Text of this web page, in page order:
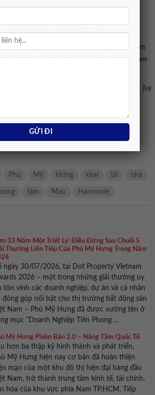
cho biết sẽ tổ chức các chuyến xe cuối
đô thị Phú Mỹ Hưng đến trực tiếp công
nhà mẫu và vị trí thực tế.
bán tiếp theo của Harmonie dự kiến diễn
4, sau giai đoạn hoàn tất booking và tham
trường.
Nguồn Báo Tuổi Trẻ
#khai #trương #Trung #tâm #nhà
#tại #công #trường1774844743
Phú Mỹ Hưng khai tài nhà
tâm Mau Harmonie
33 Năm Một Triết Lý: Điều Đứng Sau Chuỗi 5
Thưởng Liên Tiếp Của Phú Mỹ Hưng Trong Năm
ngày 30/07/2026, tại Dot Property Vietnam
2026 – một trong những giải thưởng uy
tôn vinh các doanh nghiệp, dự án và cá nhân
đóng góp nổi bật cho thị trường bất động sản
Nam – Phú Mỹ Hưng đã được xướng tên ở
mục “Doanh Nghiệp Tiên Phong ...
Mỹ Hưng Phiên Bản 2.0 – Nâng Tầm Quốc Tế
hơn ba thập kỷ hình thành và phát triển,
Mỹ Hưng hiện nay cơ bản đã hoàn thiện
mạo của một khu đô thị hiện đại hàng đầu
Nam, trở thành trung tâm kinh tế, tài chính,
hóa của khu vực phía Nam TP.HCM. Tiếp